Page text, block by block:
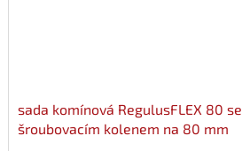
sada komínová RegulusFLEX 80 se
šroubovacím kolenem na 80 mm